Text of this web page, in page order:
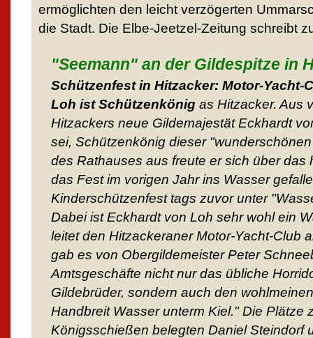
ermöglichten den leicht verzögerten
die Stadt. Die Elbe-Jeetzel-Zeitung schreibt
"Seemann" an der Gildespitze in
Schützenfest in Hitzacker: Motor-Yacht-
Loh ist Schützenkönig as Hitzacker. Aus
Hitzackers neue Gildemajestät Eckhardt
sei, Schützenkönig dieser
des Rathauses aus freute er sich über das
das Fest im vorigen Jahr ins Wasser
Kinderschützenfest tags zuvor unter
Dabei ist Eckhardt von Loh sehr wohl ein
leitet den Hitzackeraner Motor-Yacht-Club
gab es von Obergildemeister Peter
Amtsgeschäfte nicht nur das übliche
Gildebrüder, sondern auch den
Handbreit Wasser unterm Kiel." Die Plätze
Königsschießen belegten Daniel Steindorf